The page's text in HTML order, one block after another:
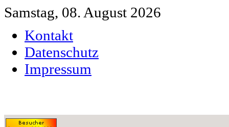
Samstag, 08. August 2026
Kontakt
Datenschutz
Impressum